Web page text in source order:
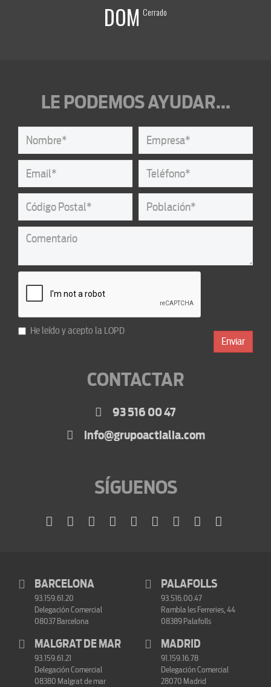
DOM Cerrado
LE PODEMOS AYUDAR...
He leído y acepto la LOPD
Enviar
CONTACTAR
93 516 00 47
info@grupoactialia.com
SÍGUENOS
BARCELONA
93.159.61.20
Delegación Comercial
08037 Barcelona
PALAFOLLS
93.516.00.47
Rambla les Ferreries, 44
08389 Palafolls
MALGRAT DE MAR
93.159.61.21
Delegación Comercial
08380 Malgrat de mar
MADRID
91.159.16.78
Delegación Comercial
28070 Madrid